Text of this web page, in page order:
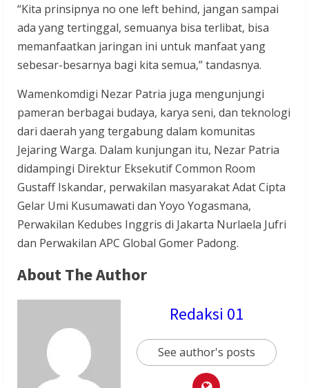
“Kita prinsipnya no one left behind, jangan sampai
ada yang tertinggal, semuanya bisa terlibat, bisa
memanfaatkan jaringan ini untuk manfaat yang
sebesar-besarnya bagi kita semua,” tandasnya.
Wamenkomdigi Nezar Patria juga mengunjungi
pameran berbagai budaya, karya seni, dan teknologi
dari daerah yang tergabung dalam komunitas
Jejaring Warga. Dalam kunjungan itu, Nezar Patria
didampingi Direktur Eksekutif Common Room
Gustaff Iskandar, perwakilan masyarakat Adat Cipta
Gelar Umi Kusumawati dan Yoyo Yogasmana,
Perwakilan Kedubes Inggris di Jakarta Nurlaela Jufri
dan Perwakilan APC Global Gomer Padong.
About The Author
Redaksi 01
See author's posts